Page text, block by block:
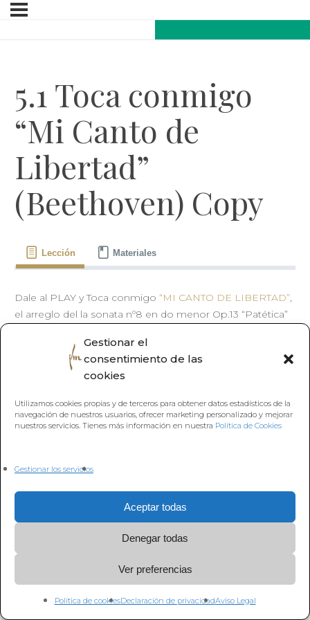
Gestionar el
consentimiento de las
cookies
Utilizamos cookies propias y de terceros para obtener datos estadísticos de la
navegación de nuestros usuarios, ofrecer marketing personalizado y mejorar
nuestros servicios. Tienes más información en nuestra Política de Cookies
Gestionar los servicios
Aceptar todas
Denegar todas
Ver preferencias
Política de cookiesDeclaración de privacidadAviso Legal
5.1 Toca conmigo
“Mi Canto de
Libertad”
(Beethoven) Copy
Lección Materiales
Dale al PLAY y Toca conmigo “MI CANTO DE LIBERTAD”,
el arreglo del la sonata nº8 en do menor Op.13 “Patética”
ccede a la pestaña MATERIALES en esta lección y
podrás ESCUCHAR en todas las plataformas el tema
original cantado porMARÍA TOLEDO.